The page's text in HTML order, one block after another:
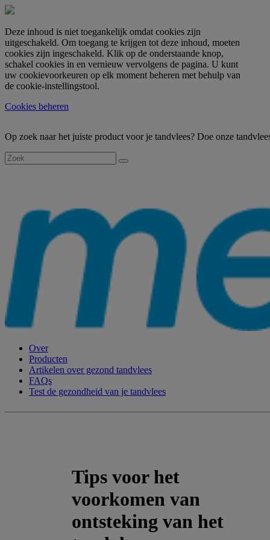
Deze inhoud is niet toegankelijk omdat cookies zijn
uitgeschakeld. Om toegang te krijgen tot deze inhoud, moeten
cookies zijn ingeschakeld. Klik op de onderstaande knop,
schakel cookies in en vernieuw vervolgens de pagina. U kunt
uw cookievoorkeuren op elk moment beheren met behulp van
de cookie-instellingstool.
Cookies beheren
Op zoek naar het juiste product voor je tandvlees? Doe onze
Over
Producten
Artikelen over gezond tandvlees
FAQs
Test de gezondheid van je tandvlees
Tips voor het
voorkomen van
ontsteking van het